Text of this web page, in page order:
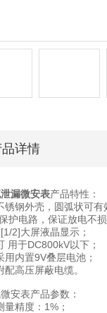
品详情
漏微安表产品特性：
钢外壳，圆弧状可有
电路，保证放电不损
2]大屏液晶显示；
于DC800kV以下；
内置9V叠层电池；
高压屏蔽电缆。
安表产品参数：
精度：1%；